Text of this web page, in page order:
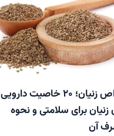
خواص زنیان؛ ۲۰ خاصیت دارویی
زنیان برای سلامتی و نحوه
آن